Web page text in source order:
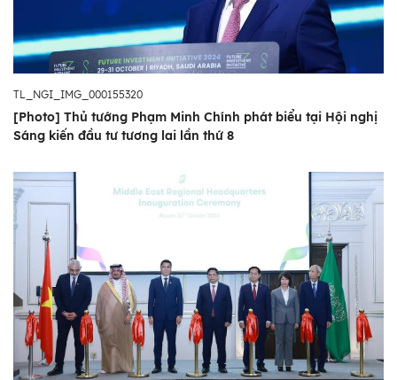
TL_NGI_IMG_000155320
[Photo] Thủ tướng Phạm Minh Chính phát biểu tại Hội nghị
Sáng kiến đầu tư tương lai lần thứ 8